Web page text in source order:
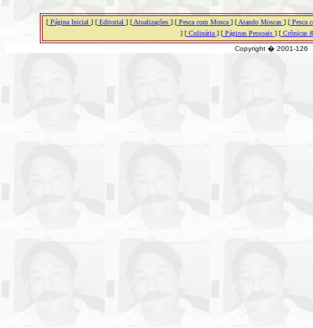
[ Página Inicial ] [ Editorial ] [ Atualizações ] [ Pesca com Mosca ] [ Atando Moscas ] [ Pesca
] [Culinária ] [Páginas Pessoais ] [Crônicas
Copyright � 2001-126